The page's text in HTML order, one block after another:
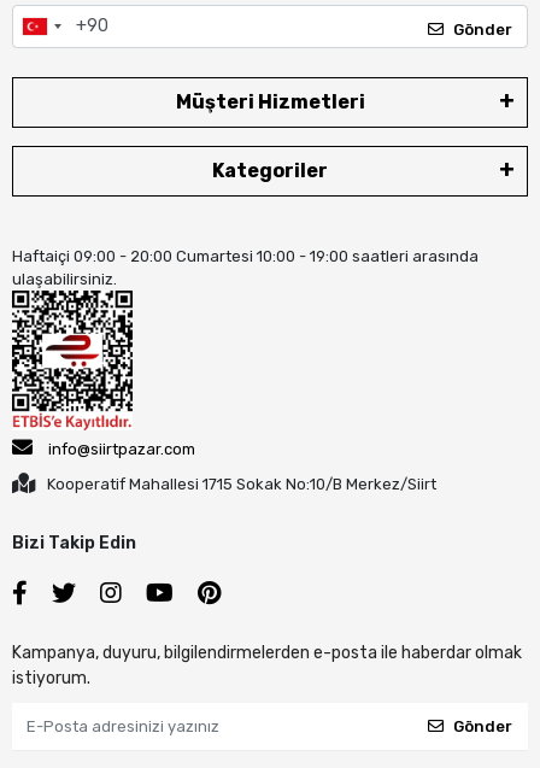
Gönder
Müşteri Hizmetleri
Kategoriler
Haftaiçi 09:00 - 20:00 Cumartesi 10:00 - 19:00 saatleri arasında
ulaşabilirsiniz.
info@siirtpazar.com
Kooperatif Mahallesi 1715 Sokak No:10/B Merkez/Siirt
Bizi Takip Edin
Kampanya, duyuru, bilgilendirmelerden e-posta ile haberdar olmak
istiyorum.
Gönder